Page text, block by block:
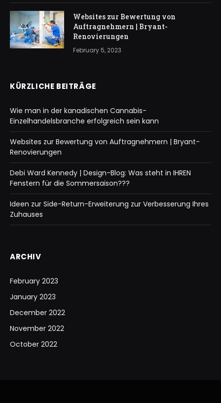
Websites zur Bewertung von
Auftragnehmern | Bryant-
Renovierungen
February 5, 2023
KÜRZLICHE BEITRÄGE
Wie man in der kanadischen Cannabis-
Einzelhandelsbranche erfolgreich sein kann
Websites zur Bewertung von Auftragnehmern | Bryant-
Renovierungen
Debi Ward Kennedy | Design-Blog: Was steht in IHREN
Fenstern für die Sommersaison???
Ideen zur Side-Return-Erweiterung zur Verbesserung Ihres
Zuhauses
ARCHIV
February 2023
January 2023
December 2022
November 2022
October 2022